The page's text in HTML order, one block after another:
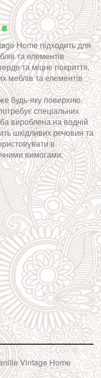
₴
Home підходить для
та елементів
та міцне покриття,
меблів та елементів
будь-яку поверхню.
спеціальних
вироблена на водній
шкідливих речовин та
в
вимогами.
Vintage Home